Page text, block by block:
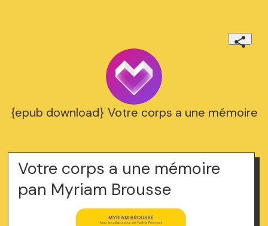
{epub download} Votre corps a une mémoire
Votre corps a une mémoire
pan Myriam Brousse